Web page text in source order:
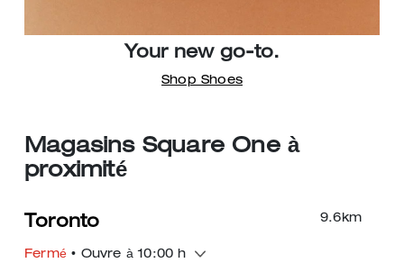
Your new go-to.
Shop Shoes
Magasins Square One à
proximité
9.6 km
Toronto
Fermé • Ouvre à 10:00 h